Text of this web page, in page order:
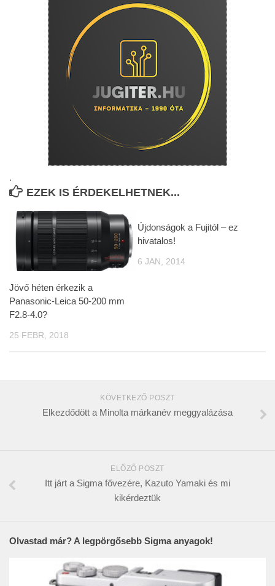
.
EZEK IS ÉRDEKELHETNEK...
Jövő héten érkezik a
Panasonic-Leica 50-200 mm
F2.8-4.0?
25 FEBR, 2018
Újdonságok a Fujitól – ez
hivatalos!
6 JAN, 2014
KÖVETKEZŐ POSZT
Elkezdődött a Minolta márkanév meggyalázása
ELŐZŐ POSZT
Itt járt a Sigma fővezére, Kazuto Yamaki és mi
kikérdeztük
Olvastad már? A legpörgősebb Sigma anyagok!